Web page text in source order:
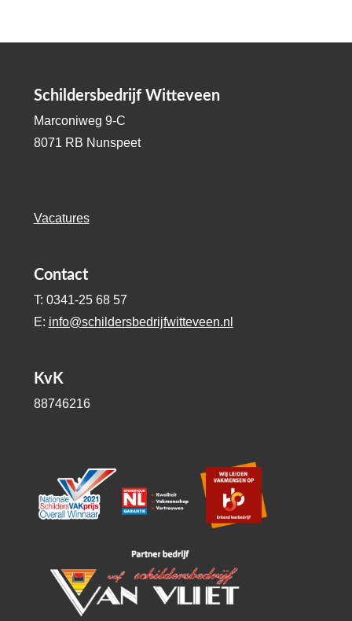
Schildersbedrijf Witteveen
Marconiweg 9-C
8071 RB Nunspeet
Vacatures
Contact
T: 0341-25 68 57
E: info@schildersbedrijfwitteveen.nl
KvK
88746216